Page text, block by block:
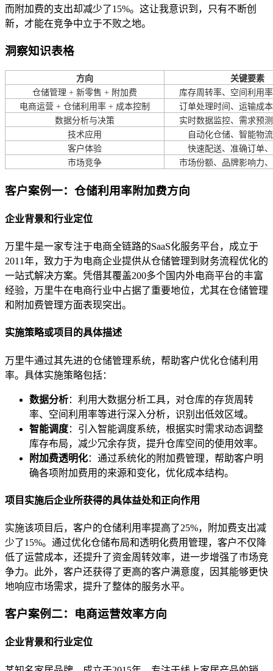
而附加费的支出却减少了15%。这让我意识到，只有不断创
新，才能在竞争中立于不败之地。
洞察知识表格
方向
关键要素
仓储管理 + 新零售 + 附加费
库存周转率、空间利用
电商运营 + 仓储利用率 + 成本控制
订单处理时间、运输成
数据分析与决策
实时数据监控、需求预
技术应用
自动化仓储、智能物
客户体验
快速配送、准确订单
市场竞争
市场份额、品牌影响力
客户案例一：仓储利用率附加费方向
企业背景和行业定位
万里牛是一家专注于电商全链路的SaaS化服务平台，成立于
2011年，致力于为电商企业提供从仓储管理到财务流程优化的
一站式解决方案。凭借其覆盖200多个国内外电商平台的丰富
经验，万里牛在电商行业中占据了重要地位，尤其在仓储管理
和附加费管理方面表现突出。
实施策略或项目的具体描述
万里牛通过其先进的仓储管理系统，帮助客户优化仓储利用
率。具体实施策略包括：
数据分析：利用大数据分析工具，对仓库的存货周转
率、空间利用率等进行深入分析，识别出低效区域。
智能调度：引入智能调度系统，根据实时需求动态调整
库存布局，减少冗余存货，提升仓库空间的使用效率。
附加费透明化：通过系统化的附加费管理，帮助客户明
确各项附加费用的来源和变化，优化成本结构。
项目实施后企业所获得的具体益处和正向作用
实施该项目后，客户的仓储利用率提高了25%，附加费支出减
少了15%。通过优化仓储布局和透明化费用管理，客户不仅降
低了运营成本，还提升了资金周转效率，进一步增强了市场竞
争力。此外，客户还获得了更高的客户满意度，因其能够更快
地响应市场需求，提升了整体的服务水平。
客户案例二：电商运营效率方向
企业背景和行业定位